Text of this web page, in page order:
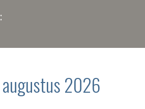
2026